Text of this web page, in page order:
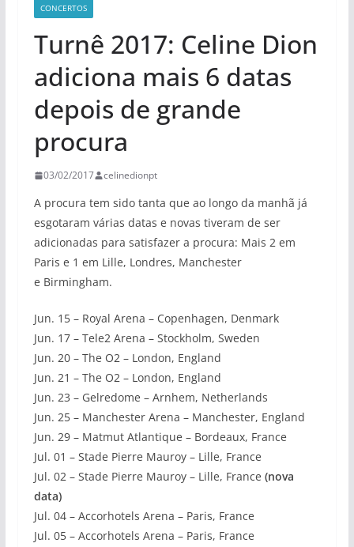
CONCERTOS
Turnê 2017: Celine Dion
adiciona mais 6 datas
depois de grande
procura
03/02/2017 celinedionpt
A procura tem sido tanta que ao longo da manhã já
esgotaram várias datas e novas tiveram de ser
adicionadas para satisfazer a procura: Mais 2 em
Paris e 1 em Lille, Londres, Manchester
e Birmingham.
Jun. 15 – Royal Arena – Copenhagen, Denmark
Jun. 17 – Tele2 Arena – Stockholm, Sweden
Jun. 20 – The O2 – London, England
Jun. 21 – The O2 – London, England
Jun. 23 – Gelredome – Arnhem, Netherlands
Jun. 25 – Manchester Arena – Manchester, England
Jun. 29 – Matmut Atlantique – Bordeaux, France
Jul. 01 – Stade Pierre Mauroy – Lille, France
Jul. 02 – Stade Pierre Mauroy – Lille, France (nova
data)
Jul. 04 – Accorhotels Arena – Paris, France
Jul. 05 – Accorhotels Arena – Paris, France